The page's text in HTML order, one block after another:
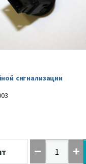
сигнализации